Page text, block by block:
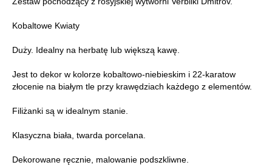
Kobaltowe Kwiaty
Duży. Idealny na herbatę lub większą kawę.
Jest to dekor w kolorze kobaltowo-niebieskim i 22-karatow
złocenie na białym tle przy krawędziach każdego z elementów.
Filiżanki są w idealnym stanie.
Klasyczna biała, twarda porcelana.
Dekorowane ręcznie, malowanie podszkliwne.